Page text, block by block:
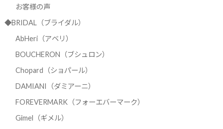
お客様の声
◆BRIDAL（ブライダル）
AbHeri（アベリ）
BOUCHERON（ブシュロン）
Chopard（ショパール）
DAMIANI（ダミアーニ）
FOREVERMARK（フォーエバーマーク）
Gimel（ギメル）